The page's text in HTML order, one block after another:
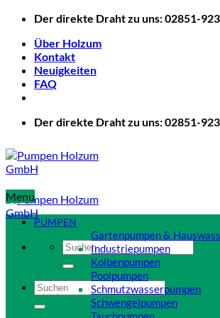
Zum
springen
Der direkte Draht zu uns: 02851-
Über Holzum
Kontakt
Neuigkeiten
FAQ
Der direkte Draht zu uns: 02851-
Suchen
nach:
Suchen
nach:
Menu
PUMPEN
Gartenpumpen &
Industriepumpen
Kolbenpumpen
Poolpumpen
Schmutzwasserpumpen
Schwengelpumpen